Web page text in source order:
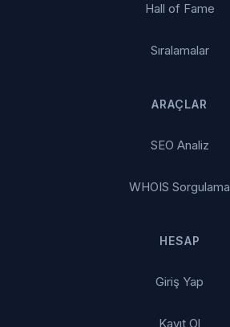
Hall of Fame
Sıralamalar
ARAÇLAR
SEO Analiz
WHOIS Sorgulama
HESAP
Giriş Yap
Kayıt Ol